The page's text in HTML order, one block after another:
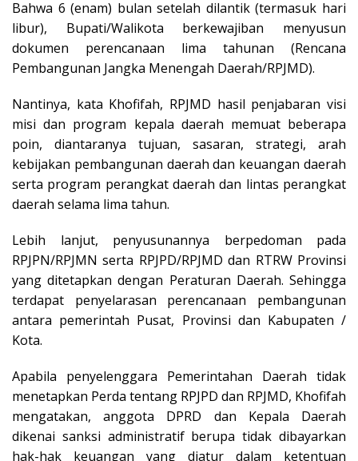
Bahwa 6 (enam) bulan setelah dilantik (termasuk hari
libur), Bupati/Walikota berkewajiban menyusun
dokumen perencanaan lima tahunan (Rencana
Pembangunan Jangka Menengah Daerah/RPJMD).
Nantinya, kata Khofifah, RPJMD hasil penjabaran visi
misi dan program kepala daerah memuat beberapa
poin, diantaranya tujuan, sasaran, strategi, arah
kebijakan pembangunan daerah dan keuangan daerah
serta program perangkat daerah dan lintas perangkat
daerah selama lima tahun.
Lebih lanjut, penyusunannya berpedoman pada
RPJPN/RPJMN serta RPJPD/RPJMD dan RTRW Provinsi
yang ditetapkan dengan Peraturan Daerah. Sehingga
terdapat penyelarasan perencanaan pembangunan
antara pemerintah Pusat, Provinsi dan Kabupaten /
Kota.
Apabila penyelenggara Pemerintahan Daerah tidak
menetapkan Perda tentang RPJPD dan RPJMD, Khofifah
mengatakan, anggota DPRD dan Kepala Daerah
dikenai sanksi administratif berupa tidak dibayarkan
hak-hak keuangan yang diatur dalam ketentuan